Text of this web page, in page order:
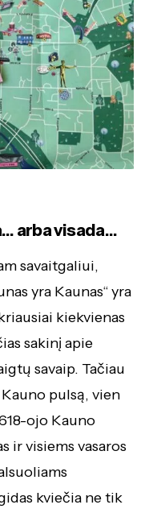
arba visada…
savaitgaliui,
yra Kaunas“ yra
kiekvienas
sakinį apie
savaip. Tačiau
pulsą, vien
ojo Kauno
ir visiems vasaros
kviečia ne tik